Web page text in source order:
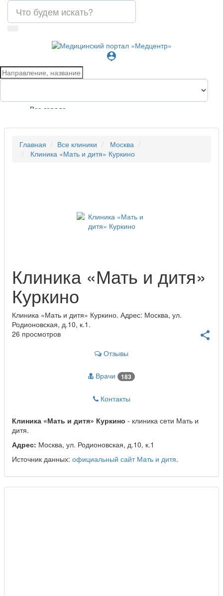
person_pin
Все города
Главная Все клиники
Москва
Клиника «Мать и дитя» Куркино
Клиника «Мать и дитя»
Куркино
Клиника «Мать и дитя» Куркино. Адрес: Москва, ул.
Родионовская, д.10, к.1.
share
26 просмотров
Отзывы
Врачи 183
Контакты
Клиника «Мать и дитя» Куркино - клиника сети Мать и
дитя.
Адрес: Москва, ул. Родионовская, д.10, к.1
Источник данных: официальный сайт Мать и дитя.